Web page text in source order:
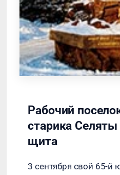
Рабочий
старика
щита
3 сентября свой 65-й